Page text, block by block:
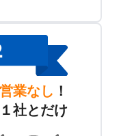
業なし ！
社とだけ